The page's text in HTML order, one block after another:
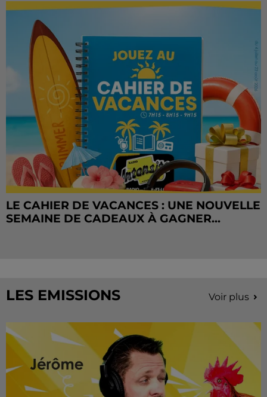
LE CAHIER DE VACANCES : UNE NOUVELLE
SEMAINE DE CADEAUX À GAGNER...
LES EMISSIONS Voir plus